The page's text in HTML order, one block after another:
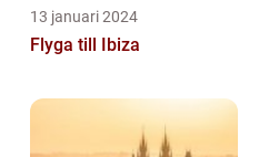
13 januari 2024
Flyga till Ibiza